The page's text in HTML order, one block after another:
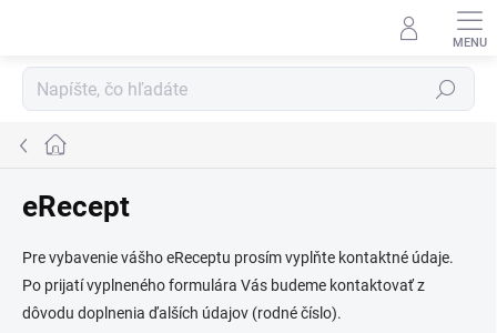
Hľadať
Domov
eRecept
Pre vybavenie vášho eReceptu prosím vyplňte kontaktné údaje.
Po prijatí vyplneného formulára Vás budeme kontaktovať z
dôvodu doplnenia ďalších údajov (rodné číslo).